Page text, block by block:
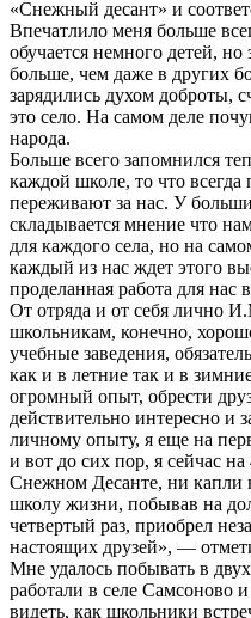
«Снежный десант» и
Впечатлило меня больше
обучается немного детей,
больше, чем даже в других
зарядились духом доброты,
это село. На самом деле
народа.
Больше всего запомнился
каждой школе, то что
переживают за нас. У
складывается мнение что
для каждого села, но на
каждый из нас ждет этого
проделанная работа для нас
От отряда и от себя лично
школьникам, конечно,
учебные заведения,
как и в летние так и в
огромный опыт, обрести
действительно интересно
личному опыту, я еще на
и вот до сих пор, я сейчас
Снежном Десанте, ни
школу жизни, побывав на
четвертый раз, приобрел
настоящих друзей», —
Мне удалось побывать в
работали в селе
видеть, как школьники